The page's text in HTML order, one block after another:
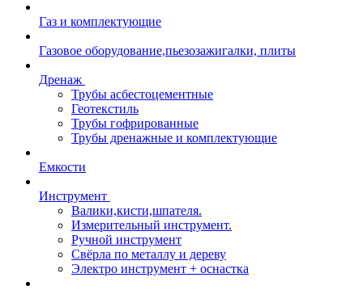
Газ и комплектующие
Газовое оборудование,пьезозажигалки, плиты
Дренаж
Трубы асбестоцементные
Геотекстиль
Трубы гофрированные
Трубы дренажные и комплектующие
Емкости
Инструмент
Валики,кисти,шпателя.
Измерительный инструмент.
Ручной инструмент
Свёрла по металлу и дереву
Электро инструмент + оснастка